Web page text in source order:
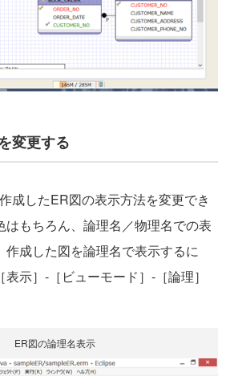
変更する
成したER図の表示方法を変更でき
はもちろん、論理名／物理名での表
作成した図を論理名で表示するに
示］‐［ビューモード］‐［論理］
ER図の論理名表示